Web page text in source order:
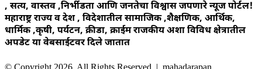
, सत्य, वास्तव ,निर्भीडता आणि जनतेचा विश्वास जपणारे न्यूज पोर्टल!
महाराष्ट्र राज्य व देश , विदेशातील सामाजिक ,शैक्षणिक, आर्थिक,
धार्मिक ,कृषी, पर्यटन, क्रीडा, क्राईम राजकीय अशा विविध क्षेत्रातील
अपडेट या वेबसाईटवर दिले जातात
© Copyright 2026, All Rights Reserved | mahadarapan